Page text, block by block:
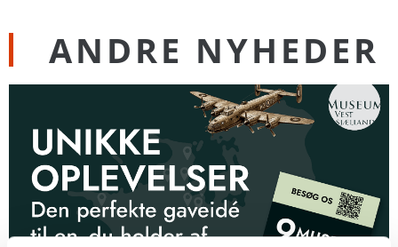
ANDRE NYHEDER